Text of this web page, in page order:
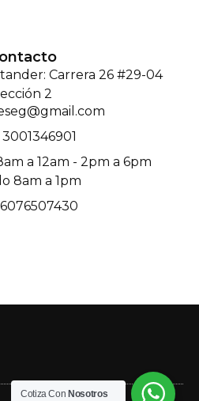
Carrera 26 #29-04
2
a 12am - 2pm a 6pm
8am a 1pm
Cotiza Con Nosotros